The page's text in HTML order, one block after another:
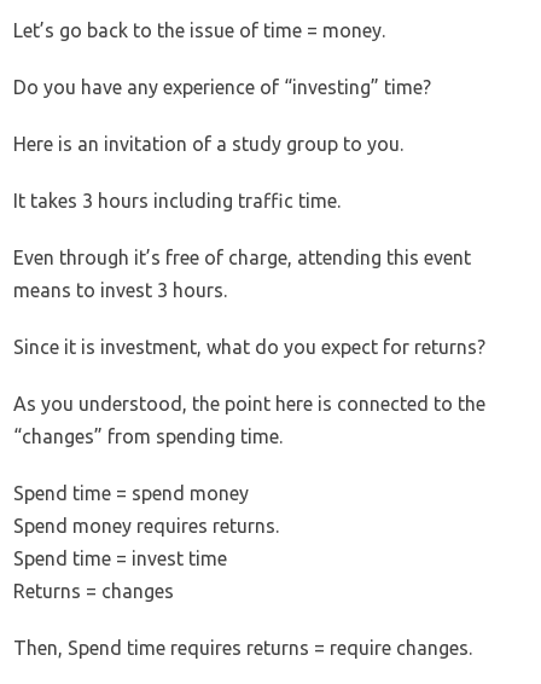
Let’s go back to the issue of time = money.
Do you have any experience of “investing” time?
Here is an invitation of a study group to you.
It takes 3 hours including traffic time.
Even through it’s free of charge, attending this event
means to invest 3 hours.
Since it is investment, what do you expect for returns?
As you understood, the point here is connected to the
“changes” from spending time.
Spend time = spend money
Spend money requires returns.
Spend time = invest time
Returns = changes
Then, Spend time requires returns = require changes.